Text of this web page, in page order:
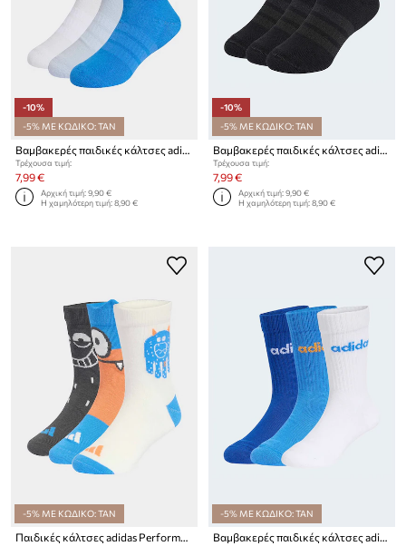
-10%
-5% ΜΕ ΚΩΔΙΚΟ: TAN
Τρέχουσα τιμή:
7,99 €
Αρχική τιμή:9,90 €
Η χαμηλότερη τιμή:8,90 €
-10%
-5% ΜΕ ΚΩΔΙΚΟ: TAN
Τρέχουσα τιμή:
7,99 €
Αρχική τιμή:9,90 €
Η χαμηλότερη τιμή:8,90 €
-5% ΜΕ ΚΩΔΙΚΟ: TAN
Παιδικές κάλτσες adidas Performance 3-pack
-5% ΜΕ ΚΩΔΙΚΟ: TAN
Βαμβακερές παιδικές κάλτσες adidas Performance 3-pack